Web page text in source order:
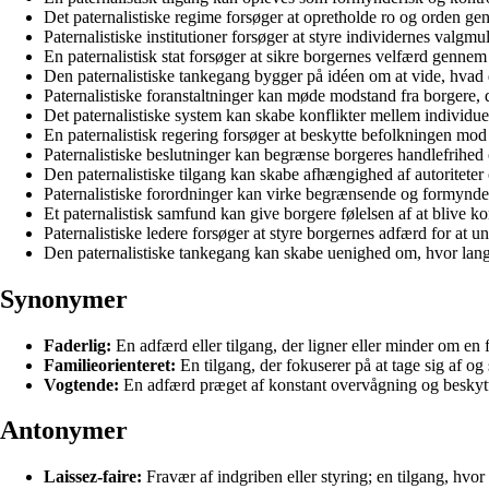
Det paternalistiske regime forsøger at opretholde ro og orden
Paternalistiske institutioner forsøger at styre individernes
En paternalistisk stat forsøger at sikre borgernes velfærd
Den paternalistiske tankegang bygger på idéen om at vide,
Paternalistiske foranstaltninger kan møde modstand fra borgere,
Det paternalistiske system kan skabe konflikter mellem
En paternalistisk regering forsøger at beskytte befolkningen
Paternalistiske beslutninger kan begrænse borgeres
Den paternalistiske tilgang kan skabe afhængighed af autoriteter
Paternalistiske forordninger kan virke begrænsende og
Et paternalistisk samfund kan give borgere følelsen af at blive
Paternalistiske ledere forsøger at styre borgernes adfærd for at
Den paternalistiske tankegang kan skabe uenighed om, hvor
Synonymer
Faderlig: En adfærd eller tilgang, der ligner eller minder om en
Familieorienteret: En tilgang, der fokuserer på at tage sig af
Vogtende: En adfærd præget af konstant overvågning og
Antonymer
Laissez-faire: Fravær af indgriben eller styring; en tilgang,